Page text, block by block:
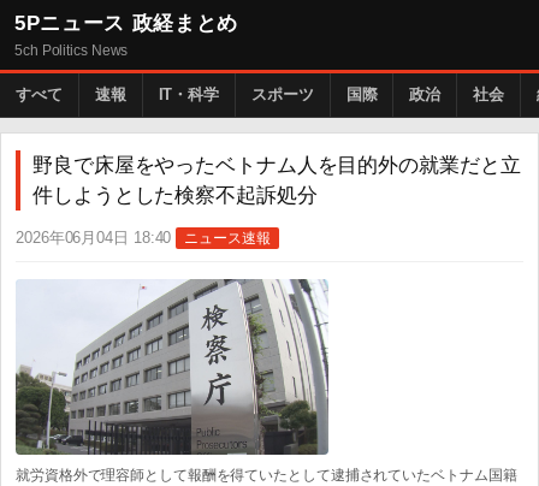
5Pニュース 政経まとめ
5ch Politics News
すべて 速報 IT・科学 スポーツ 国際 政治 社会
野良で床屋をやったベトナム人を目的外の就業だと立
件しようとした検察不起訴処分
2026年06月04日 18:40 ニュース速報
就労資格外で理容師として報酬を得ていたとして逮捕されていたベトナム国籍